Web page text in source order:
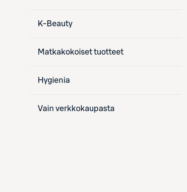
K-Beauty
Matkakokoiset tuotteet
Hygienia
Vain verkkokaupasta